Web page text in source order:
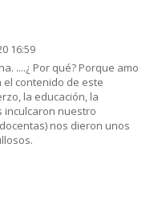
16:59
....¿ Por qué? Porque amo
contenido de este
la educación, la
inculcaron nuestro
nos dieron unos